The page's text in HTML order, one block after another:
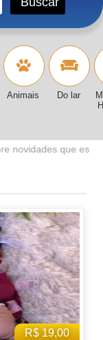
Animais Do lar
no site.
R$ 19,00